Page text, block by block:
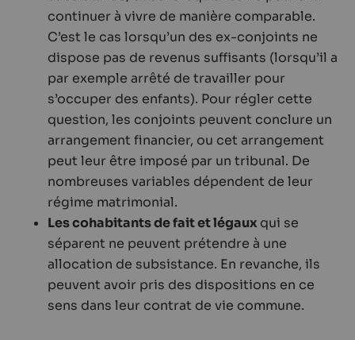
continuer à vivre de manière comparable.
C’est le cas lorsqu’un des ex-conjoints ne
dispose pas de revenus suffisants (lorsqu’il a
par exemple arrêté de travailler pour
s’occuper des enfants). Pour régler cette
question, les conjoints peuvent conclure un
arrangement financier, ou cet arrangement
peut leur être imposé par un tribunal. De
nombreuses variables dépendent de leur
régime matrimonial.
Les cohabitants de fait et légaux qui se
séparent ne peuvent prétendre à une
allocation de subsistance. En revanche, ils
peuvent avoir pris des dispositions en ce
sens dans leur contrat de vie commune.